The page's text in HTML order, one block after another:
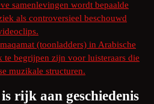
samenlevingen wordt bepaalde
als controversieel beschouwd
(toonladders) in Arabische
begrijpen zijn voor luisteraars die
muzikale structuren.
rijk aan geschiedenis